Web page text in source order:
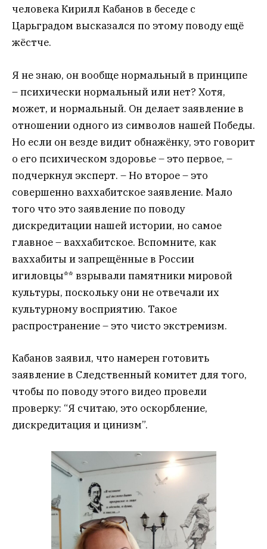
человека Кирилл Кабанов в беседе с
Царьградом высказался по этому поводу ещё
жёстче.
Я не знаю, он вообще нормальный в принципе
– психически нормальный или нет? Хотя,
может, и нормальный. Он делает заявление в
отношении одного из символов нашей Победы.
Но если он везде видит обнажёнку, это говорит
о его психическом здоровье – это первое, –
подчеркнул эксперт. – Но второе – это
совершенно ваххабитское заявление. Мало
того что это заявление по поводу
дискредитации нашей истории, но самое
главное – ваххабитское. Вспомните, как
ваххабиты и запрещённые в России
игиловцы** взрывали памятники мировой
культуры, поскольку они не отвечали их
культурному восприятию. Такое
распространение – это чисто экстремизм.
Кабанов заявил, что намерен готовить
заявление в Следственный комитет для того,
чтобы по поводу этого видео провели
проверку: “Я считаю, это оскорбление,
дискредитация и цинизм”.